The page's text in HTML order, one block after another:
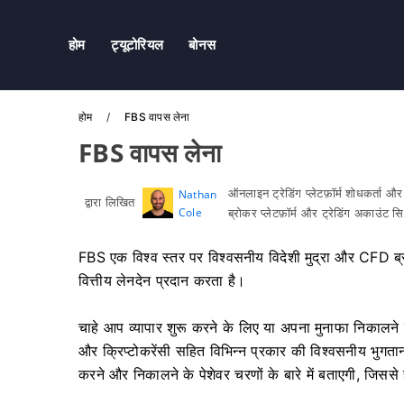
होम ट्यूटोरियल बोनस
होम FBS वापस लेना
FBS वापस लेना
द्वारा लिखित
Nathan
Cole
ऑनलाइन ट्रेडिंग प्लेटफ़ॉर्म शोधकर्ता
ब्रोकर प्लेटफ़ॉर्म और ट्रेडिंग अकाउंट
FBS एक विश्व स्तर पर विश्वसनीय विदेशी मुद्रा और CFD
वित्तीय लेनदेन प्रदान करता है।
चाहे आप व्यापार शुरू करने के लिए या अपना मुनाफा
और क्रिप्टोकरेंसी सहित विभिन्न प्रकार की विश्वसनीय
करने और निकालने के पेशेवर चरणों के बारे में बताएगी, जिससे